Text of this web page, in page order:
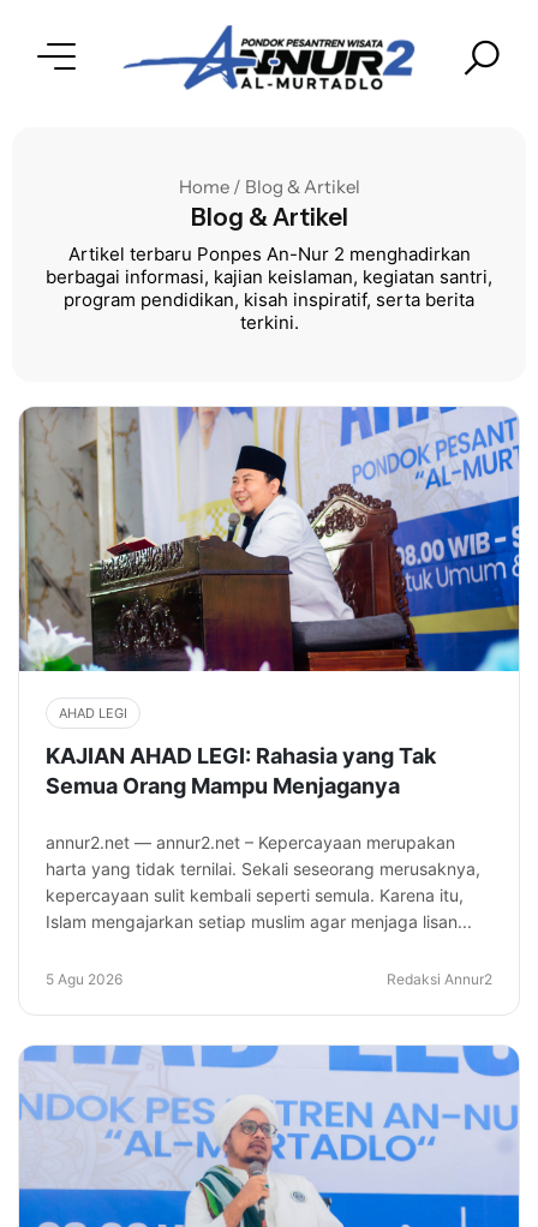
Home / Blog & Artikel
Blog & Artikel
Artikel terbaru Ponpes An-Nur 2 menghadirkan
berbagai informasi, kajian keislaman, kegiatan santri,
program pendidikan, kisah inspiratif, serta berita
terkini.
AHAD LEGI
KAJIAN AHAD LEGI: Rahasia yang Tak
Semua Orang Mampu Menjaganya
annur2.net — annur2.net – Kepercayaan merupakan
harta yang tidak ternilai. Sekali seseorang merusaknya,
kepercayaan sulit kembali seperti semula. Karena itu,
Islam mengajarkan setiap muslim agar menjaga lisan...
5 Agu 2026 Redaksi Annur2